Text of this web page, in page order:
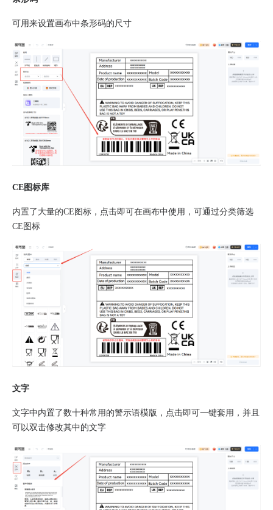
可用来设置画布中条形码的尺寸
CE图标库
内置了大量的CE图标，点击即可在画布中使用，可通过分类筛选
CE图标
文字
文字中内置了数十种常用的警示语模版，点击即可一键套用，并且
可以双击修改其中的文字